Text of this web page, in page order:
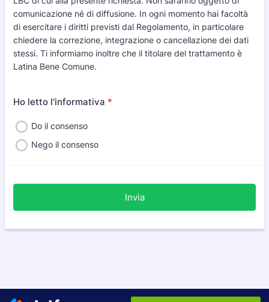
comunicazione né di diffusione. In ogni momento hai facoltà
di esercitare i diritti previsti dal Regolamento, in particolare
chiedere la correzione, integrazione o cancellazione dei dati
stessi. Ti informiamo inoltre che il titolare del trattamento è
Latina Bene Comune.
Ho letto l'informativa *
Do il consenso
Nego il consenso
Invia